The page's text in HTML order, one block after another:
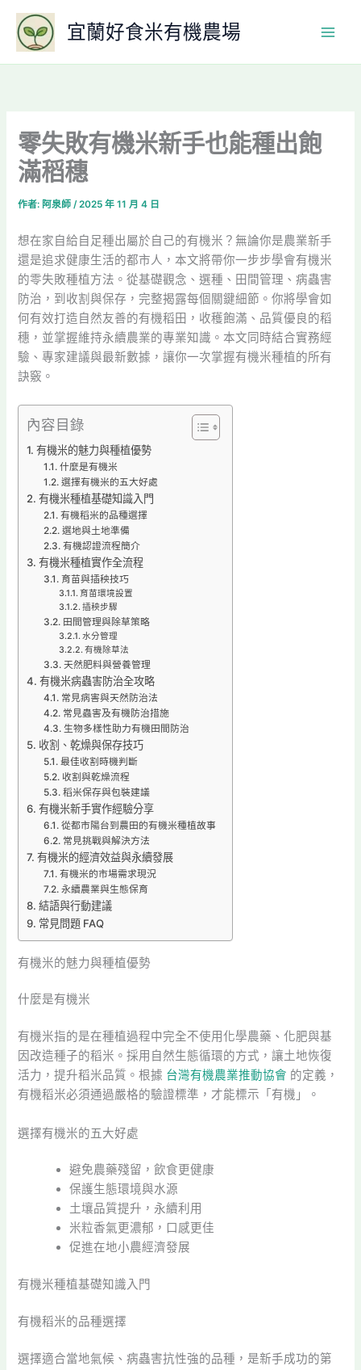
要
宜蘭好食米有機農場
零失敗有機米新手也能種出飽
滿稻穗
作者: 阿泉師/2025 年 11 月 4 日
想在家自給自足種出屬於自己的有機米？無論你是農業新手
還是追求健康生活的都市人，本文將帶你一步步學會有機米
的零失敗種植方法。從基礎觀念、選種、田間管理、病蟲害
防治，到收割與保存，完整揭露每個關鍵細節。你將學會如
何有效打造自然友善的有機稻田，收穫飽滿、品質優良的稻
穗，並掌握維持永續農業的專業知識。本文同時結合實務經
驗、專家建議與最新數據，讓你一次掌握有機米種植的所有
訣竅。
內容目錄
有機米的魅力與種植優勢
什麼是有機米
選擇有機米的五大好處
有機米種植基礎知識入門
有機稻米的品種選擇
選地與土地準備
有機認證流程簡介
有機米種植實作全流程
育苗與插秧技巧
育苗環境設置
插秧步驟
田間管理與除草策略
水分管理
有機除草法
天然肥料與營養管理
有機米病蟲害防治全攻略
常見病害與天然防治法
常見蟲害及有機防治措施
生物多樣性助力有機田間防治
收割、乾燥與保存技巧
最佳收割時機判斷
收割與乾燥流程
稻米保存與包裝建議
有機米新手實作經驗分享
從都市陽台到農田的有機米種植故事
常見挑戰與解決方法
有機米的經濟效益與永續發展
有機米的市場需求現況
永續農業與生態保育
結語與行動建議
常見問題 FAQ
有機米的魅力與種植優勢
什麼是有機米
有機米指的是在種植過程中完全不使用化學農藥、化肥與基
因改造種子的稻米。採用自然生態循環的方式，讓土地恢復
活力，提升稻米品質。根據 台灣有機農業推動協會 的定義，
有機稻米必須通過嚴格的驗證標準，才能標示「有機」。
選擇有機米的五大好處
避免農藥殘留，飲食更健康
保護生態環境與水源
土壤品質提升，永續利用
米粒香氣更濃郁，口感更佳
促進在地小農經濟發展
有機米種植基礎知識入門
有機稻米的品種選擇
選擇適合當地氣候、病蟲害抗性強的品種，是新手成功的第